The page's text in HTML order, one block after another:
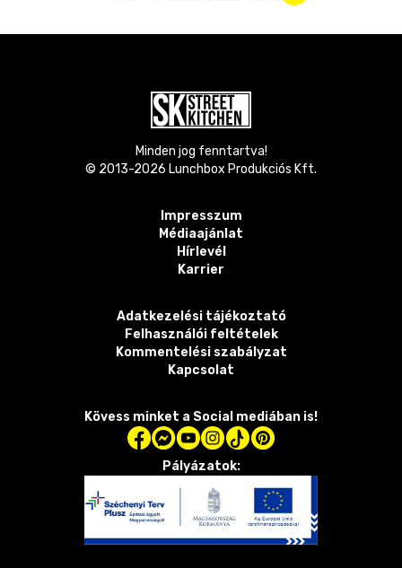
Minden jog fenntartva!
© 2013-2026 Lunchbox Produkciós Kft.
Impresszum
Médiaajánlat
Hírlevél
Karrier
Adatkezelési tájékoztató
Felhasználói feltételek
Kommentelési szabályzat
Kapcsolat
Kövess minket a Social mediában is!
Pályázatok: